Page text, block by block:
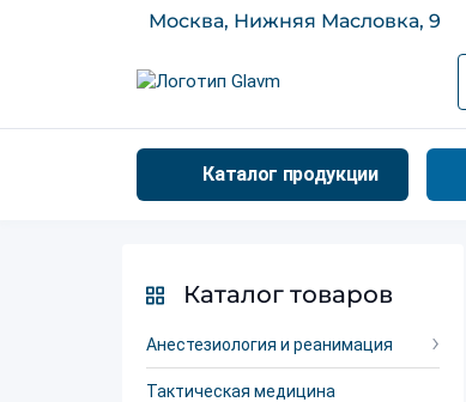
Москва, Нижняя Масловка, 9
Каталог продукции
Каталог товаров
Анестезиология и реанимация
Тактическая медицина